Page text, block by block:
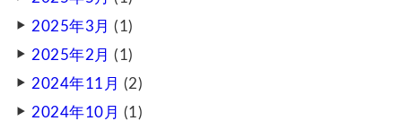
2025年3月 (1)
2025年2月 (1)
2024年11月 (2)
2024年10月 (1)